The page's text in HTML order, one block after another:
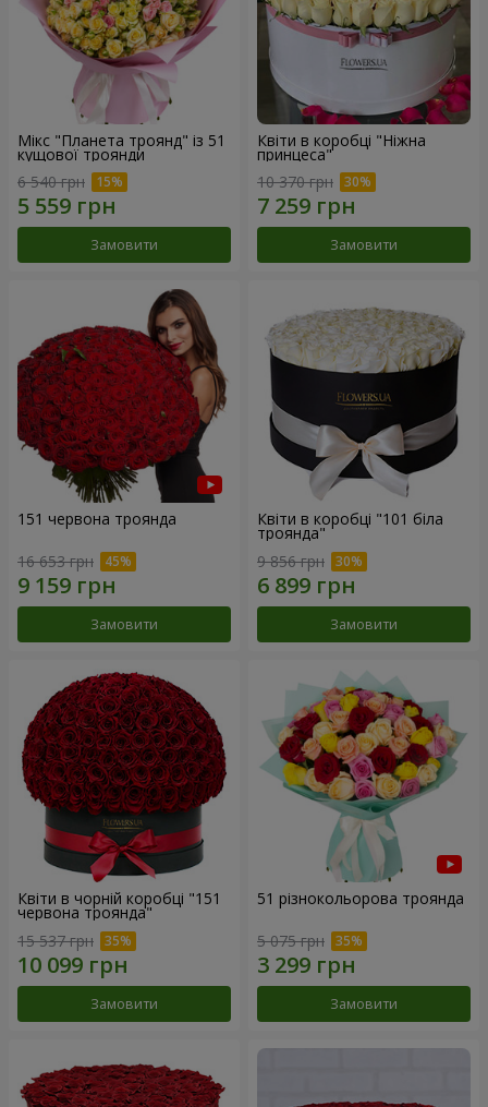
Мікс "Планета троянд" із 51
кущової троянди
6 540 грн
Замовити
Квіти в коробці "Ніжна
принцеса"
10 370 грн
Замовити
151 червона троянда
16 653 грн
Замовити
Квіти в коробці "101 біла
троянда"
9 856 грн
Замовити
Квіти в чорній коробці "151
червона троянда"
15 537 грн
Замовити
51 різнокольорова троянда
5 075 грн
Замовити